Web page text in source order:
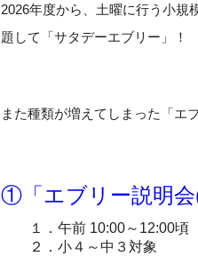
2026年度から、土曜に行う小規
題して「サタデーエブリー」！
また種類が増えてしまった「エ
①「エブリー説明会(
１．午前 10:00～12:00頃
２．小４～中３対象